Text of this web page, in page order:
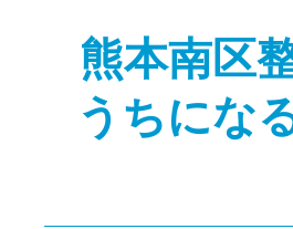
熊本南区
うちにな